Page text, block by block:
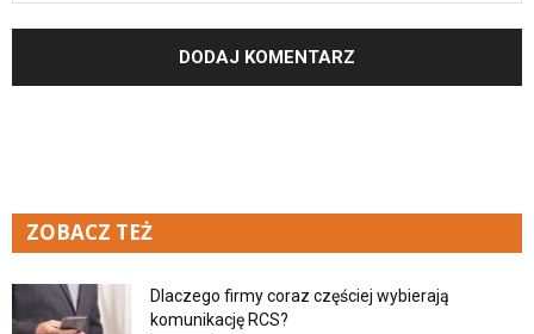
ZOBACZ TEŻ
Dlaczego firmy coraz częściej wybierają
komunikację RCS?